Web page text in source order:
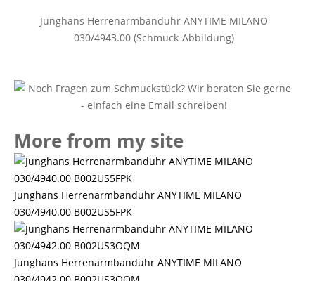
Junghans Herrenarmbanduhr ANYTIME MILANO
030/4943.00 (Schmuck-Abbildung)
More from my site
Junghans Herrenarmbanduhr ANYTIME MILANO
030/4940.00 B002US5FPK
Junghans Herrenarmbanduhr ANYTIME MILANO